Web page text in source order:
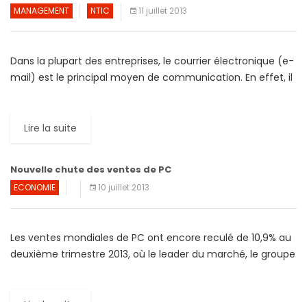
MANAGEMENT NTIC 11 juillet 2013
Dans la plupart des entreprises, le courrier électronique (e-
mail) est le principal moyen de communication. En effet, il
Lire la suite
Nouvelle chute des ventes de PC
ECONOMIE 10 juillet 2013
Les ventes mondiales de PC ont encore reculé de 10,9% au
deuxième trimestre 2013, où le leader du marché, le groupe